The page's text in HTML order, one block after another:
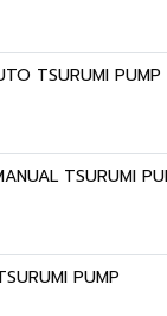
TSURUMI PUMP
TSURUMI
PUMP